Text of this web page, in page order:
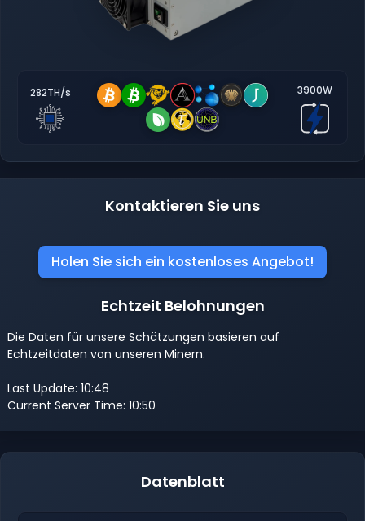
282TH/s 3900W
Kontaktieren Sie uns
Holen Sie sich ein kostenloses Angebot!
Echtzeit Belohnungen
Die Daten für unsere Schätzungen basieren auf
Echtzeitdaten von unseren Minern.
Last Update: 10:48
Current Server Time: 10:50
Datenblatt